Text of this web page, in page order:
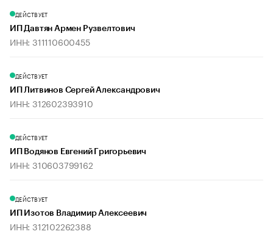
ДЕЙСТВУЕТ
ИП Давтян Армен Рузвелтович
ИНН: 311110600455
ДЕЙСТВУЕТ
ИП Литвинов Сергей Александрович
ИНН: 312602393910
ДЕЙСТВУЕТ
ИП Водянов Евгений Григорьевич
ИНН: 310603799162
ДЕЙСТВУЕТ
ИП Изотов Владимир Алексеевич
ИНН: 312102262388